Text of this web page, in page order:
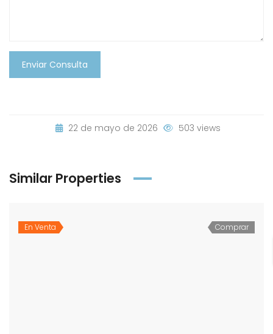
Enviar Consulta
22 de mayo de 2026 503 views
Similar Properties
En Venta Comprar